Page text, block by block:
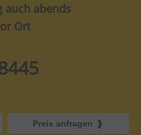
auch abends
Ort
Preis anfragen